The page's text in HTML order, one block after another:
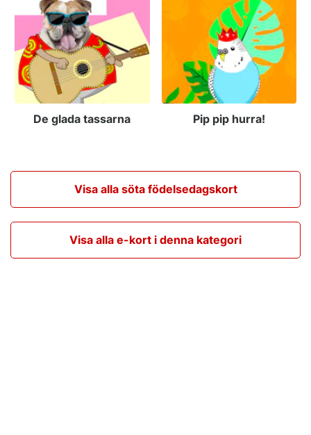
De glada tassarna Pip pip hurra!
Visa alla söta födelsedagskort
Visa alla e-kort i denna kategori